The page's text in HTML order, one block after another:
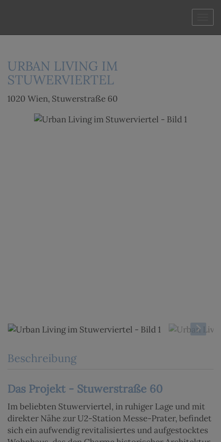
URBAN LIVING IM
STUWERVIERTEL
1020 Wien, Stuwerstraße 60
Beschreibung
Das Projekt - Stuwerstraße 60
Im beliebten Stuwerviertel, in ruhiger Lage und mit
direkter Nähe zur U2-Station Messe-Prater, befindet
sich ein aufwendig revitalisiertes und aufgestocktes